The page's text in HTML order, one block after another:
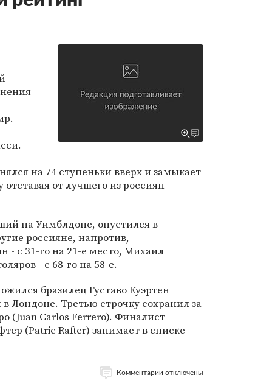
на 74 ступеньки вверх и замыкает
от лучшего из россиян -
на Уимблдоне, опустился в
россияне, напротив,
- с 31-го на 21-е место, Михаил
- с 68-го на 58-е.
бразилец Густаво Куэртен
Лондоне. Третью строчку сохранил за
(Juan Carlos Ferrero). Финалист
(Patric Rafter) занимает в списке
Комментарии отключены